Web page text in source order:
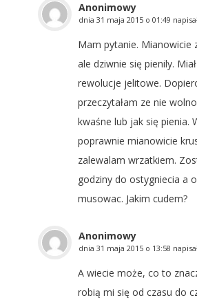
Anonimowy
dnia 31 maja 2015 o 01:49
Mam pytanie. Mianowicie
ale dziwnie się pienily.
rewolucje jelitowe.
przeczytałam ze nie
kwaśne lub jak się pienia.
poprawnie mianowicie
zalewalam wrzatkiem.
godziny do ostygniecia a
musowac. Jakim cudem?
Anonimowy
dnia 31 maja 2015 o 13:58
A wiecie może, co to
robią mi się od czasu do